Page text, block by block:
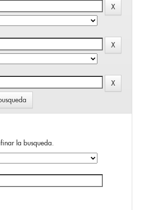
la busqueda.